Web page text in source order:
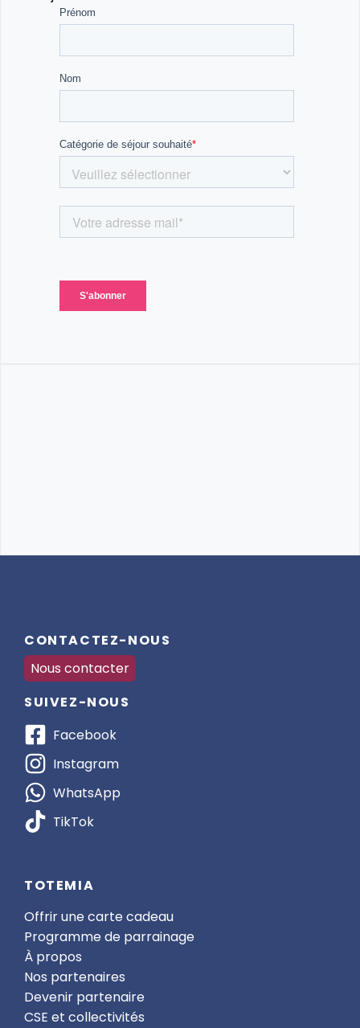
CONTACTEZ-NOUS
Nous contacter
SUIVEZ-NOUS
Facebook
Instagram
WhatsApp
TikTok
TOTEMIA
Offrir une carte cadeau
Programme de parrainage
À propos
Nos partenaires
Devenir partenaire
CSE et collectivités